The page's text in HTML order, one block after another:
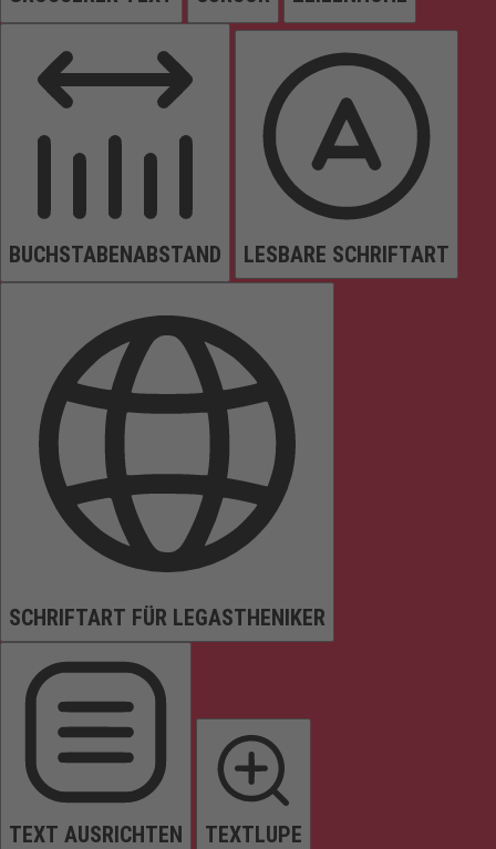
BUCHSTABENABSTAND LESBARE SCHRIFTART
SCHRIFTART FÜR LEGASTHENIKER
TEXT AUSRICHTEN TEXTLUPE